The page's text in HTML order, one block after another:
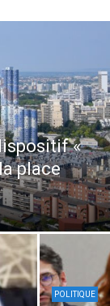
«
place
POLITIQUE